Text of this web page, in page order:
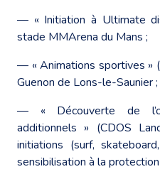
― « Initiation à Ultimate
stade MMArena du Mans ;
― « Animations sportives »
Guenon de Lons-le-Saunier ;
― « Découverte de
additionnels » (CDOS
initiations (surf,
sensibilisation à la